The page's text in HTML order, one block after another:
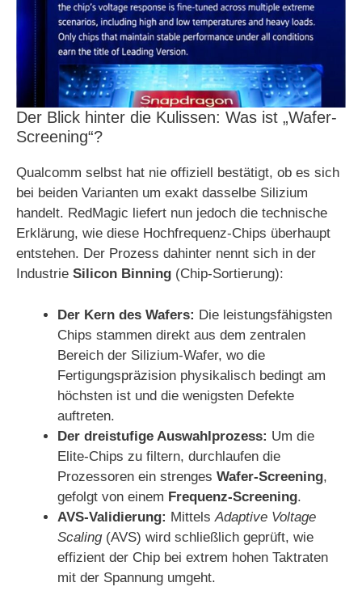
Der Blick hinter die Kulissen: Was ist „Wafer-
Screening“?
Qualcomm selbst hat nie offiziell bestätigt, ob es sich
bei beiden Varianten um exakt dasselbe Silizium
handelt. RedMagic liefert nun jedoch die technische
Erklärung, wie diese Hochfrequenz-Chips überhaupt
entstehen. Der Prozess dahinter nennt sich in der
Industrie Silicon Binning (Chip-Sortierung):
Der Kern des Wafers: Die leistungsfähigsten
Chips stammen direkt aus dem zentralen
Bereich der Silizium-Wafer, wo die
Fertigungspräzision physikalisch bedingt am
höchsten ist und die wenigsten Defekte
auftreten.
Der dreistufige Auswahlprozess: Um die
Elite-Chips zu filtern, durchlaufen die
Prozessoren ein strenges Wafer-Screening,
gefolgt von einem Frequenz-Screening.
AVS-Validierung: MittelsAdaptive Voltage
Scaling(AVS) wird schließlich geprüft, wie
effizient der Chip bei extrem hohen Taktraten
mit der Spannung umgeht.